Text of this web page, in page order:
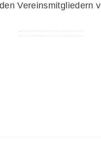
Vereinsmitgliedern